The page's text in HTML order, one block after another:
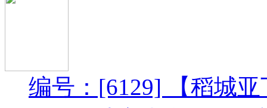
编号：[6129] 【稻城